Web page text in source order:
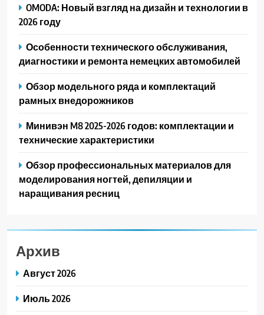
OMODA: Новый взгляд на дизайн и технологии в
2026 году
Особенности технического обслуживания,
диагностики и ремонта немецких автомобилей
Обзор модельного ряда и комплектаций
рамных внедорожников
Минивэн M8 2025-2026 годов: комплектации и
технические характеристики
Обзор профессиональных материалов для
моделирования ногтей, депиляции и
наращивания ресниц
Архив
Август 2026
Июль 2026